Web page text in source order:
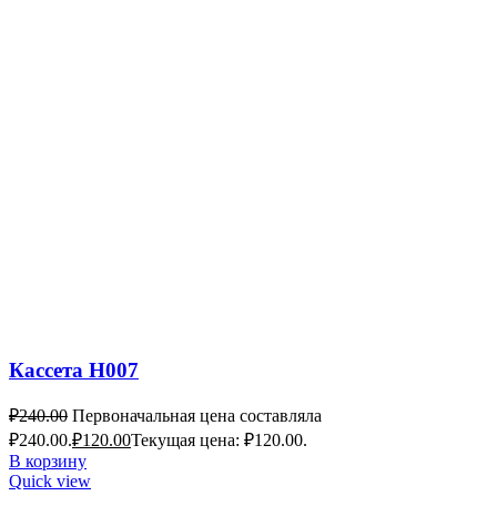
Кассета H007
₽240.00 Первоначальная цена составляла
₽240.00.₽120.00Текущая цена: ₽120.00.
В корзину
Quick view